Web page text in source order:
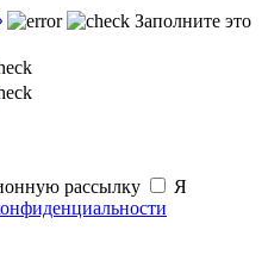
Заполните это
рассылку
Я